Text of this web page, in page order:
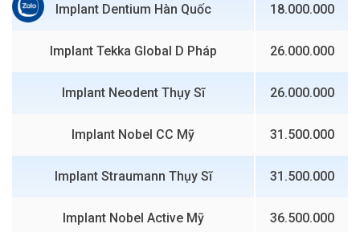
Implant Dentium Hàn Quốc 18.000.000
Implant Tekka Global D Pháp 26.000.000
Implant Neodent Thụy Sĩ 26.000.000
Implant Nobel CC Mỹ 31.500.000
Implant Straumann Thụy Sĩ 31.500.000
Implant Nobel Active Mỹ 36.500.000